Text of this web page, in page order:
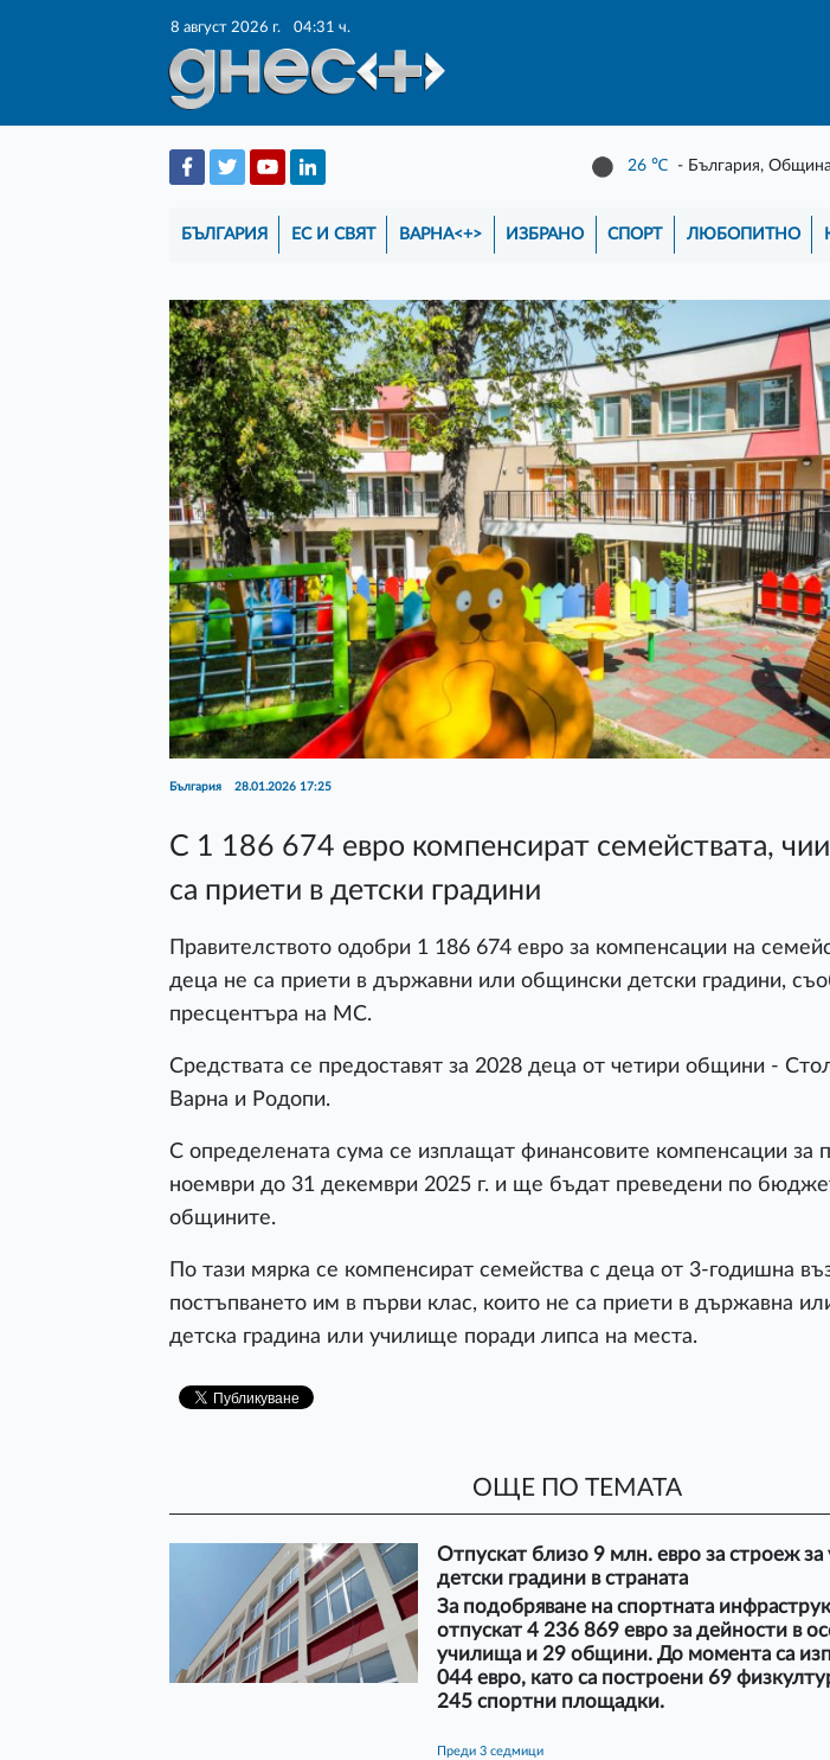
8 август 2026 г. 04:31 ч.
26 ℃ - България,
БЪЛГАРИЯ ЕС И СВЯТ ВАРНА<+> ИЗБРАНО СПОРТ ЛЮБОПИТНО
България 28.01.2026 17:25
С 1 186 674 евро компенсират семействата,
са приети в детски градини
Правителството одобри 1 186 674 евро за компенсации на
деца не са приети в държавни или общински детски градини,
пресцентъра на МС.
Средствата се предоставят за 2028 деца от четири общини -
Варна и Родопи.
С определената сума се изплащат финансовите компенсации за
ноември до 31 декември 2025 г. и ще бъдат преведени по
общините.
По тази мярка се компенсират семейства с деца от 3-годишна
постъпването им в първи клас, които не са приети в държавна
детска градина или училище поради липса на места.
ОЩЕ ПО ТЕМАТА
Отпускат близо 9 млн. евро за строеж
детски градини в страната
За подобряване на спортната
отпускат 4 236 869 евро за дейности в
училища и 29 общини. До момента са
044 евро, като са построени 69
245 спортни площадки.
преди 3 седмици